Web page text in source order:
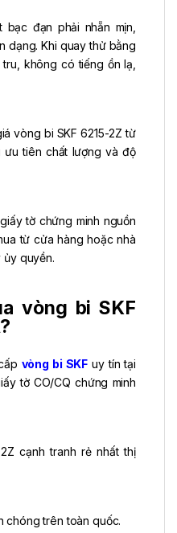
đạn phải nhẵn mịn,
dạng. Khi quay thử bằng
không có tiếng ồn lạ,
vòng bi SKF 6215-2Z từ
ưu tiên chất lượng và độ
tờ chứng minh nguồn
từ cửa hàng hoặc nhà
ủy quyền.
vòng bi SKF
vòng bi SKF uy tín tại
tờ CO/CQ chứng minh
cạnh tranh rẻ nhất thị
chóng trên toàn quốc.